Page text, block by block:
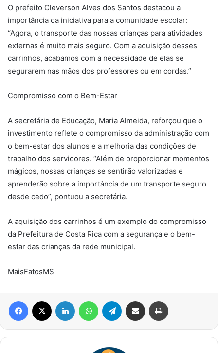
O prefeito Cleverson Alves dos Santos destacou a
importância da iniciativa para a comunidade escolar:
“Agora, o transporte das nossas crianças para atividades
externas é muito mais seguro. Com a aquisição desses
carrinhos, acabamos com a necessidade de elas se
segurarem nas mãos dos professores ou em cordas.”
Compromisso com o Bem-Estar
A secretária de Educação, Maria Almeida, reforçou que o
investimento reflete o compromisso da administração com
o bem-estar dos alunos e a melhoria das condições de
trabalho dos servidores. “Além de proporcionar momentos
mágicos, nossas crianças se sentirão valorizadas e
aprenderão sobre a importância de um transporte seguro
desde cedo”, pontuou a secretária.
A aquisição dos carrinhos é um exemplo do compromisso
da Prefeitura de Costa Rica com a segurança e o bem-
estar das crianças da rede municipal.
MaisFatosMS
Facebook Linkedin WhatsAppTelegram Compartilhar via e-mail